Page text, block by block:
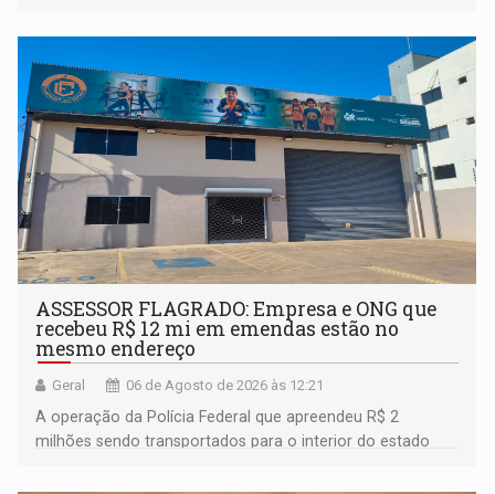
ASSESSOR FLAGRADO: Empresa e ONG que
recebeu R$ 12 mi em emendas estão no
mesmo endereço
Geral 06 de Agosto de 2026 às 12:21
A operação da Polícia Federal que apreendeu R$ 2
milhões sendo transportados para o interior do estado
ligação do suspeito com um deputado federal do União